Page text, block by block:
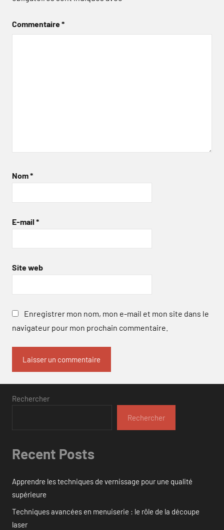
Commentaire*
Nom*
E-mail *
Site web
Enregistrer mon nom, mon e-mail et mon site dans le
navigateur pour mon prochain commentaire.
Rechercher
Rechercher
Recent Posts
Apprendre les techniques de vernissage pour une qualité
supérieure
Techniques avancées en menuiserie : le rôle de la découpe
laser